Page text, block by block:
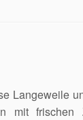
Langeweile
mit